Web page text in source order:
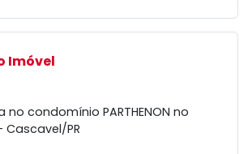
Imóvel
no condomínio PARTHENON no
PR